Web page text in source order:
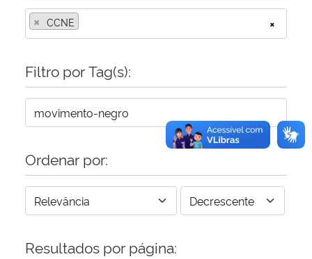
Banco Central do Brasil
Planalto
×
× CCNE
Filtro por Tag(s):
Ordenar por:
Resultados por página: